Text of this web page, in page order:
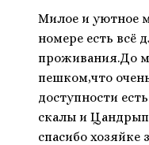
Милое и уютное
номере есть всё
проживания.До
пешком,что
доступности
скалы и
спасибо хозяйке